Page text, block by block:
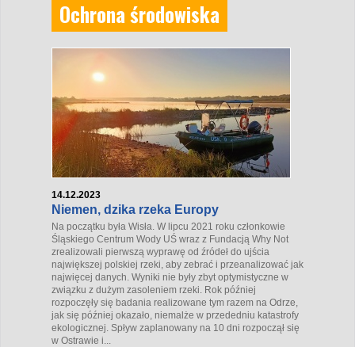
Ochrona środowiska
14.12.2023
Niemen, dzika rzeka Europy
Na początku była Wisła. W lipcu 2021 roku członkowie
Śląskiego Centrum Wody UŚ wraz z Fundacją Why Not
zrealizowali pierwszą wyprawę od źródeł do ujścia
największej polskiej rzeki, aby zebrać i przeanalizować jak
najwięcej danych. Wyniki nie były zbyt optymistyczne w
związku z dużym zasoleniem rzeki. Rok później
rozpoczęły się badania realizowane tym razem na Odrze,
jak się później okazało, niemalże w przededniu katastrofy
ekologicznej. Spływ zaplanowany na 10 dni rozpoczął się
w Ostrawie i...